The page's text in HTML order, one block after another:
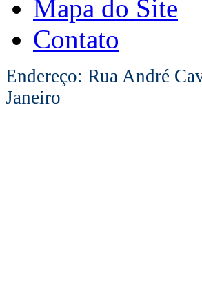
Mapa do Site
Contato
Endereço: Rua André
Janeiro